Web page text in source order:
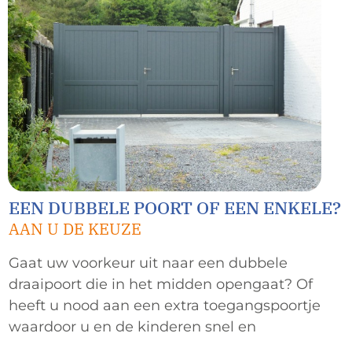
EEN DUBBELE POORT OF EEN ENKELE?
AAN U DE KEUZE
Gaat uw voorkeur uit naar een dubbele
draaipoort die in het midden opengaat? Of
heeft u nood aan een extra toegangspoortje
waardoor u en de kinderen snel en